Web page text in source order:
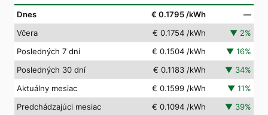
Dnes € 0.1795 /kWh
—
Včera
€ 0.1754 /kWh ▼ 2%
Posledných 7 dní
€ 0.1504 /kWh ▼ 16%
Posledných 30 dní
€ 0.1183 /kWh ▼ 34%
Aktuálny mesiac
€ 0.1599 /kWh ▼ 11%
Predchádzajúci mesiac
€ 0.1094 /kWh ▼ 39%